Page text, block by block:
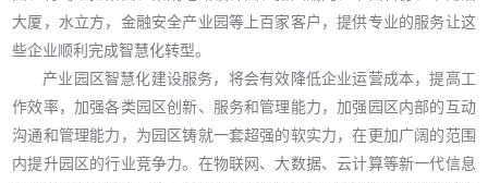
大厦，水立方，金融安全产业园等上百家客户，提供专业的服务让这
些企业顺利完成智慧化转型。
产业园区智慧化建设服务，将会有效降低企业运营成本，提高工
作效率，加强各类园区创新、服务和管理能力，加强园区内部的互动
沟通和管理能力，为园区铸就一套超强的软实力，在更加广阔的范围
内提升园区的行业竞争力。在物联网、大数据、云计算等新一代信息